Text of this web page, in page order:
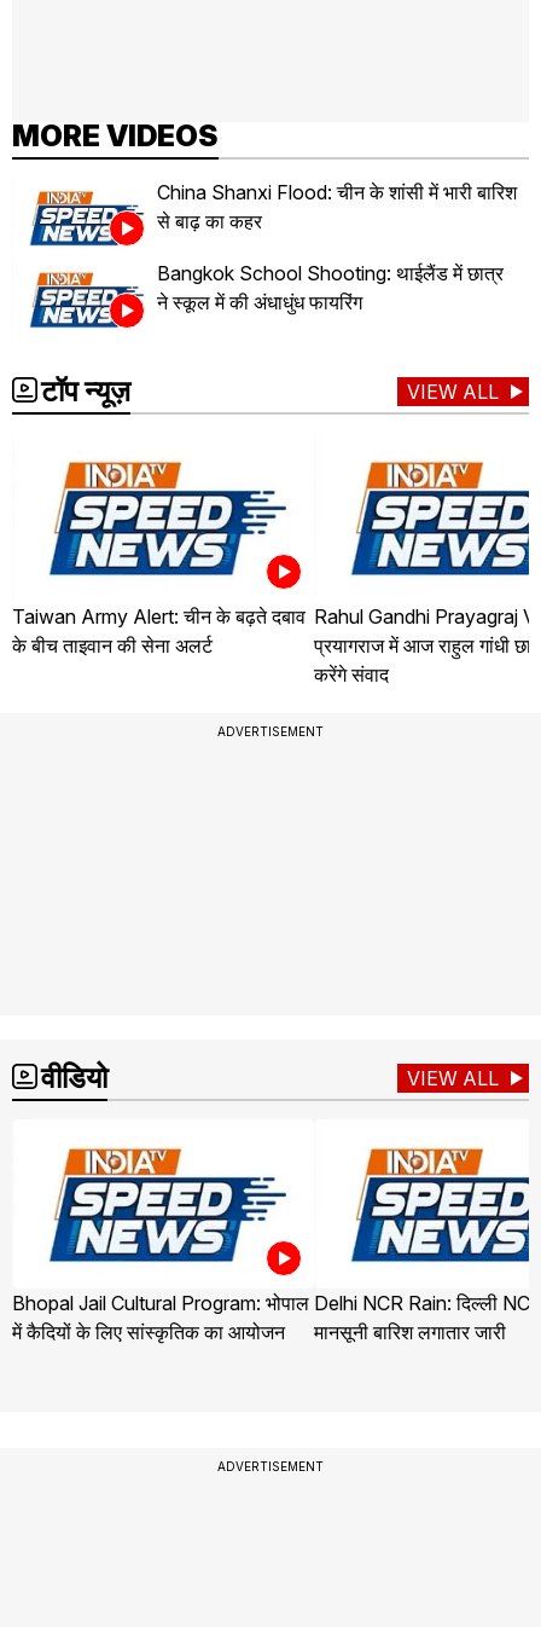
MORE VIDEOS
China Shanxi Flood: चीन के शांसी में भारी बारिश
से बाढ़ का कहर
Bangkok School Shooting: थाईलैंड में छात्र
ने स्कूल में की अंधाधुंध फायरिंग
टॉप न्यूज़ VIEW ALL
Taiwan Army Alert: चीन के बढ़ते दबाव
के बीच ताइवान की सेना अलर्ट
Rahul Gandhi Prayagraj
प्रयागराज में आज राहुल गांधी
करेंगे संवाद
ADVERTISEMENT
वीडियो VIEW ALL
Bhopal Jail Cultural Program: भोपाल
में कैदियों के लिए सांस्कृतिक का आयोजन
Delhi NCR Rain: दिल्ली
मानसूनी बारिश लगातार जारी
ADVERTISEMENT